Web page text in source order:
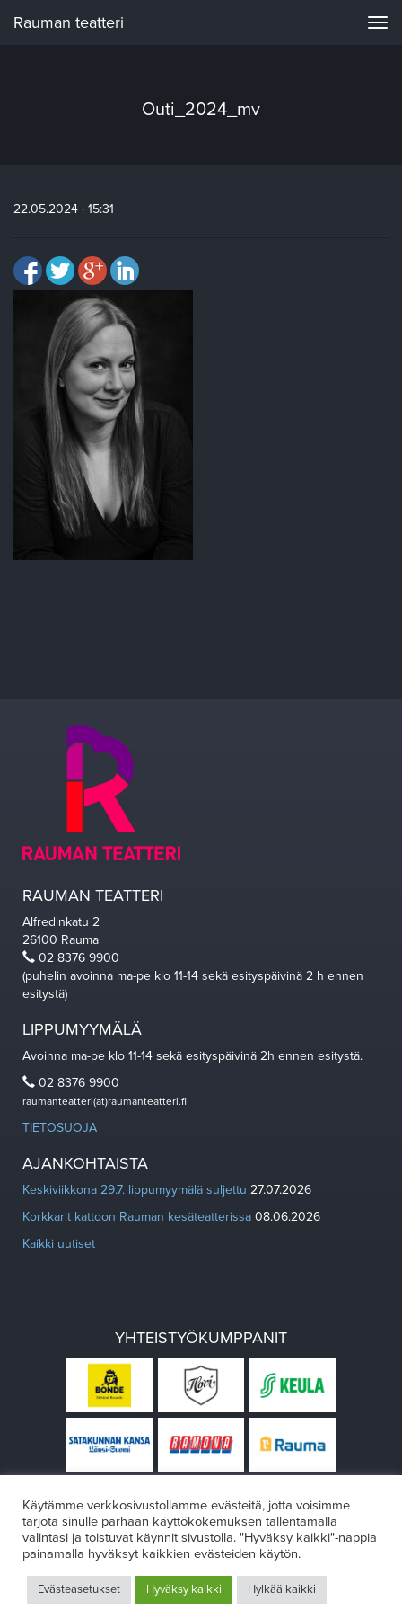
Rauman teatteri
Outi_2024_mv
22.05.2024 · 15:31
RAUMAN TEATTERI
Alfredinkatu 2
26100 Rauma
02 8376 9900
(puhelin avoinna ma-pe klo 11-14 sekä esityspäivinä 2 h ennen
esitystä)
LIPPUMYYMÄLÄ
Avoinna ma-pe klo 11-14 sekä esityspäivinä 2h ennen esitystä.
02 8376 9900
raumanteatteri(at)raumanteatteri.fi
TIETOSUOJA
AJANKOHTAISTA
Keskiviikkona 29.7. lippumyymälä suljettu 27.07.2026
Korkkarit kattoon Rauman kesäteatterissa 08.06.2026
Kaikki uutiset
YHTEISTYÖKUMPPANIT
Design:VÄRIKÄS
Käytämme verkkosivustollamme evästeitä, jotta voisimme
tarjota sinulle parhaan käyttökokemuksen tallentamalla
valintasi ja toistuvat käynnit sivustolla. "Hyväksy kaikki"-nappia
painamalla hyväksyt kaikkien evästeiden käytön.
Evästeasetukset Hyväksy kaikki Hylkää kaikki